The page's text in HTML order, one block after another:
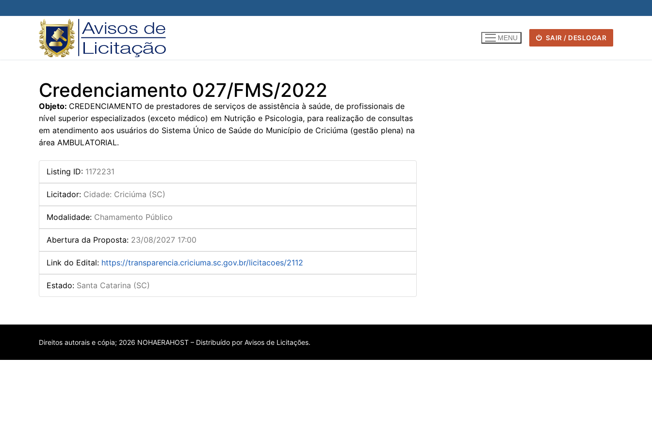
para
MENU SAIR / DESLOGAR
Credenciamento 027/FMS/2022
Objeto: CREDENCIAMENTO de prestadores de serviços de assistência à saúde, de profissionais de
nível superior especializados (exceto médico) em Nutrição e Psicologia, para realização de consultas
em atendimento aos usuários do Sistema Único de Saúde do Município de Criciúma (gestão plena) na
área AMBULATORIAL.
Listing ID: 1172231
Licitador: Cidade: Criciúma (SC)
Modalidade: Chamamento Público
Abertura da Proposta: 23/08/2027 17:00
Link do Edital: https://transparencia.criciuma.sc.gov.br/licitacoes/2112
Estado: Santa Catarina (SC)
Direitos autorais e cópia; 2026 NOHAERAHOST – Distribuído por Avisos de Licitações.